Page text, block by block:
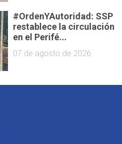
#OrdenYAutoridad: SSP
restablece la circulación
en el Perifé...
07 de agosto de 2026